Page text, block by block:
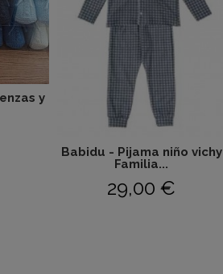
y
Babidu - Pijama niño vichy
Familia...
29,00 €